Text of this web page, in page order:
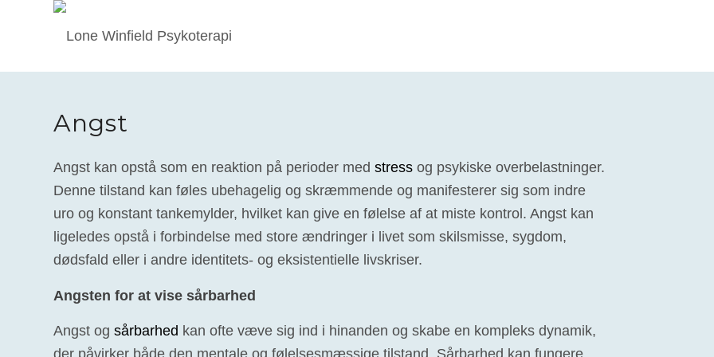
Angst
Angst kan opstå som en reaktion på perioder med stress og psykiske overbelastninger.
Denne tilstand kan føles ubehagelig og skræmmende og manifesterer sig som indre
uro og konstant tankemylder, hvilket kan give en følelse af at miste kontrol. Angst kan
ligeledes opstå i forbindelse med store ændringer i livet som skilsmisse, sygdom,
dødsfald eller i andre identitets- og eksistentielle livskriser.
Angsten for at vise sårbarhed
Angst og sårbarhed kan ofte væve sig ind i hinanden og skabe en kompleks dynamik,
der påvirker både den mentale og følelsesmæssige tilstand. Sårbarhed kan fungere